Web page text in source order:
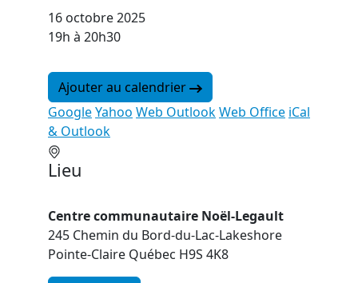
16 octobre 2025
19h à 20h30
Ajouter au calendrier
GoogleYahoo Web OutlookWeb Office iCal
& Outlook
Lieu
Centre communautaire Noël-Legault
245 Chemin du Bord-du-Lac-Lakeshore
Pointe-Claire Québec H9S 4K8